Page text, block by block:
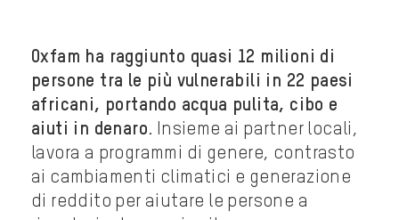
Oxfam ha raggiunto quasi 12 milioni di
persone tra le più vulnerabili in 22 paesi
africani, portando acqua pulita, cibo e
aiuti in denaro. Insieme ai partner locali,
lavora a programmi di genere, contrasto
ai cambiamenti climatici e generazione
di reddito per aiutare le persone a